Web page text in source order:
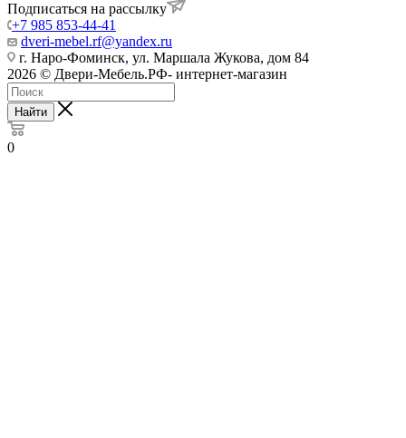
Подписаться на рассылку
+7 985 853-44-41
dveri-mebel.rf@yandex.ru
г. Наро-Фоминск, ул. Маршала Жукова, дом 84
2026 © Двери-Мебель.РФ- интернет-магазин
Найти
0